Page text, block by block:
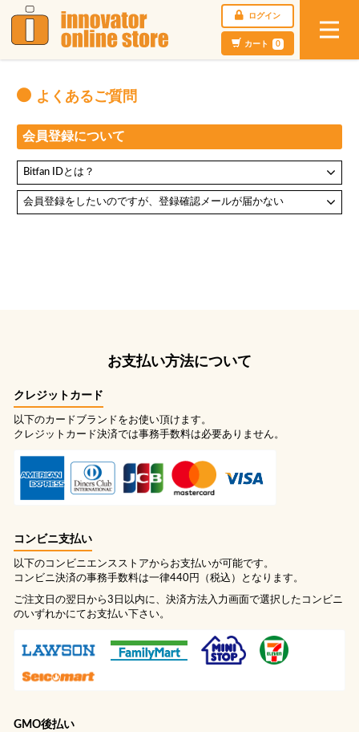
ログイン
カート 0
よくあるご質問
会員登録について
Bitfan IDとは？
会員登録をしたいのですが、登録確認メールが届かない
お支払い方法について
クレジットカード
以下のカードブランドをお使い頂けます。
クレジットカード決済では事務手数料は必要ありません。
コンビニ支払い
以下のコンビニエンスストアからお支払いが可能です。
コンビニ決済の事務手数料は一律440円（税込）となります。
ご注文日の翌日から3日以内に、決済方法入力画面で選択したコンビニ
のいずれかにてお支払い下さい。
GMO後払い